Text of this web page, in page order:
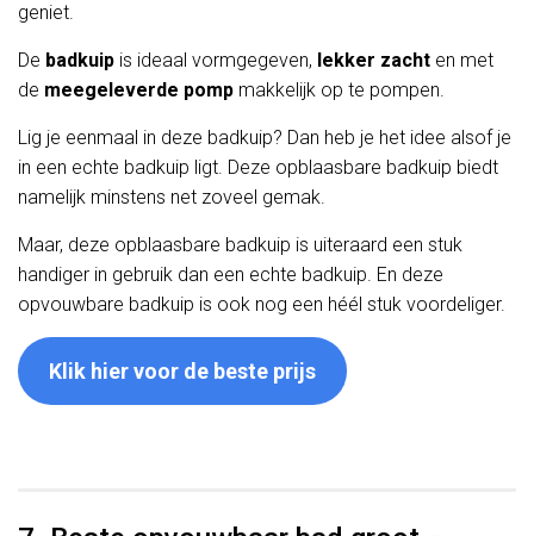
geniet.
De badkuip is ideaal vormgegeven, lekker zacht en met
de meegeleverde pomp makkelijk op te pompen.
Lig je eenmaal in deze badkuip? Dan heb je het idee alsof je
in een echte badkuip ligt. Deze opblaasbare badkuip biedt
namelijk minstens net zoveel gemak.
Maar, deze opblaasbare badkuip is uiteraard een stuk
handiger in gebruik dan een echte badkuip. En deze
opvouwbare badkuip is ook nog een héél stuk voordeliger.
Klik hier voor de beste prijs